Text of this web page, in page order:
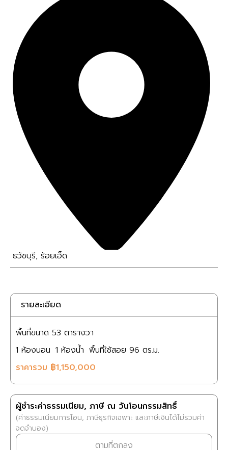
ธวัชบุรี, ร้อยเอ็ด
รายละเอียด
พื้นที่ขนาด 53 ตารางวา
1 ห้องนอน 1 ห้องน้ำ พื้นที่ใช้สอย 96 ตร.ม.
ราคารวม ฿1,150,000
ผู้ชำระค่าธรรมเนียม, ภาษี ณ วันโอนกรรมสิทธิ์
(ค่าธรรมเนียมการโอน, ภาษีธุรกิจเฉพาะ และภาษีเงินได้ไม่รวมค่า
จดจำนอง)
ตามที่ตกลง